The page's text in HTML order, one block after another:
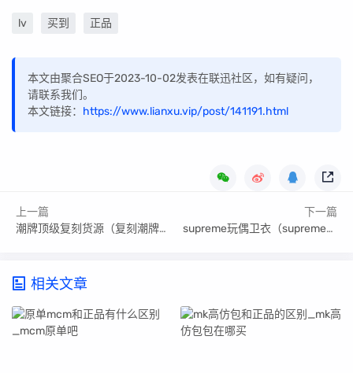
lv 买到 正品
本文由聚合SEO于2023-10-02发表在联迅社区，如有疑问，
请联系我们。
本文链接： https://www.lianxu.vip/post/141191.html
上一篇
潮牌顶级复刻货源（复刻潮牌一手货源批发）
下一篇
supreme玩偶卫衣（supreme布偶卫衣复刻）
相关文章